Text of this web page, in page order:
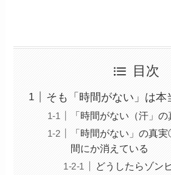
目次
そも「時間がない」は本
「時間がない（汗」の
「時間がない」の真
間にか消えている
どうしたらゾン